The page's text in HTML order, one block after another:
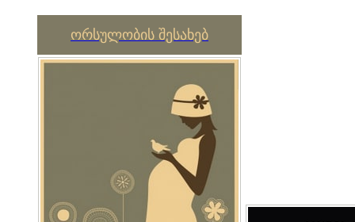
ორსულობის შესახებ